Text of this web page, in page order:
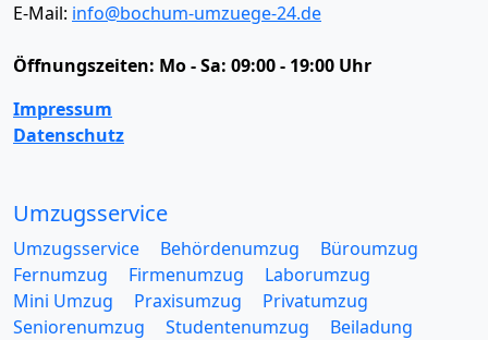
E-Mail: info@bochum-umzuege-24.de
Öffnungszeiten: Mo - Sa: 09:00 - 19:00 Uhr
Impressum
Datenschutz
Umzugsservice
Umzugsservice Behördenumzug
Büroumzug
Fernumzug
Firmenumzug
Laborumzug
Mini Umzug
Praxisumzug
Privatumzug
Seniorenumzug
Studentenumzug
Beiladung